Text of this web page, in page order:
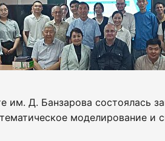
им. Д. Банзарова состоялась
моделирование и